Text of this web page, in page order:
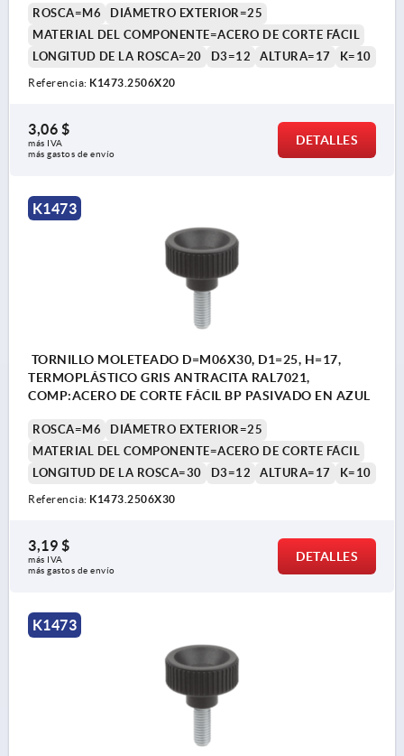
ROSCA=M6
DIÁMETRO EXTERIOR=25
MATERIAL DEL COMPONENTE=ACERO DE CORTE FÁCIL
LONGITUD DE LA ROSCA=20
D3=12 ALTURA=17 K=10
Referencia: K1473.2506X20
3,06 $
más IVA
más gastos de envío
DETALLES
K1473
TORNILLO MOLETEADO D=M06X30, D1=25, H=17,
TERMOPLÁSTICO GRIS ANTRACITA RAL7021,
COMP:ACERO DE CORTE FÁCIL BP PASIVADO EN AZUL
ROSCA=M6
DIÁMETRO EXTERIOR=25
MATERIAL DEL COMPONENTE=ACERO DE CORTE FÁCIL
LONGITUD DE LA ROSCA=30
D3=12 ALTURA=17 K=10
Referencia: K1473.2506X30
3,19 $
más IVA
más gastos de envío
DETALLES
K1473